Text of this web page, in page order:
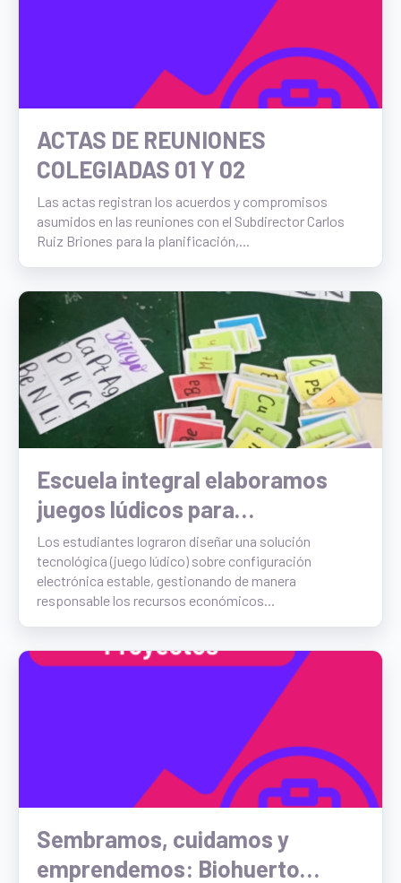
ACTAS DE REUNIONES
COLEGIADAS 01 Y 02
Las actas registran los acuerdos y compromisos
asumidos en las reuniones con el Subdirector Carlos
Ruiz Briones para la planificación,...
Escuela integral elaboramos
juegos lúdicos para
comprender la estabilidad
química y gestionamos sus
costos.
Los estudiantes lograron diseñar una solución
tecnológica (juego lúdico) sobre configuración
electrónica estable, gestionando de manera
responsable los recursos económicos...
Sembramos, cuidamos y
emprendemos: Biohuerto